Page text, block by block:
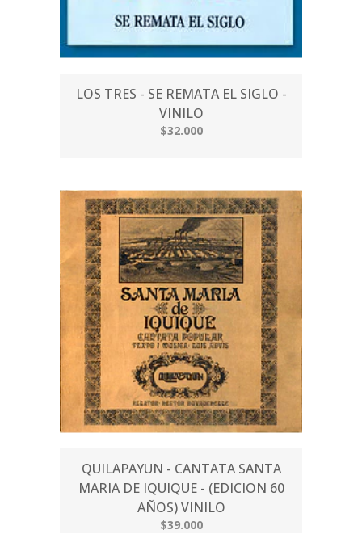
LOS TRES - SE REMATA EL SIGLO -
VINILO
$32.000
QUILAPAYUN - CANTATA SANTA
MARIA DE IQUIQUE - (EDICION 60
AÑOS) VINILO
$39.000